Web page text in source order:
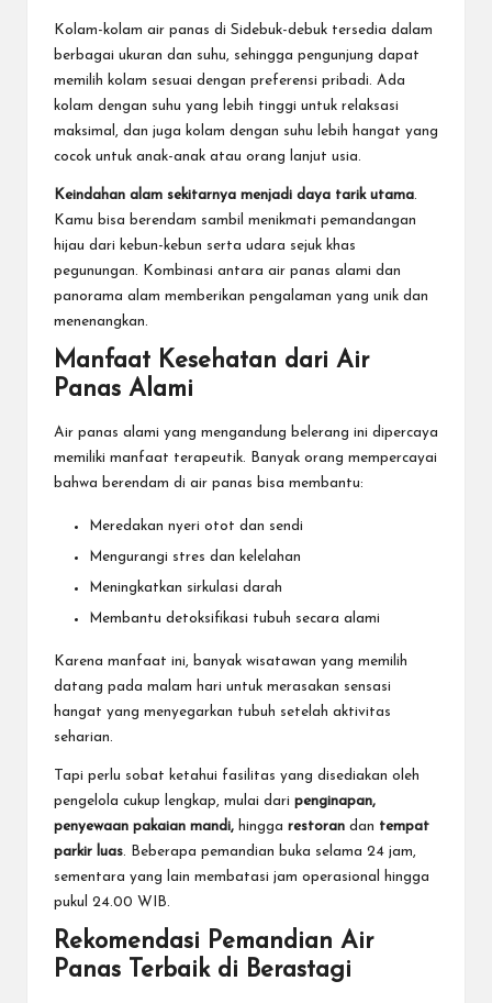
Kolam-kolam air panas di Sidebuk-debuk tersedia dalam
berbagai ukuran dan suhu, sehingga pengunjung dapat
memilih kolam sesuai dengan preferensi pribadi. Ada
kolam dengan suhu yang lebih tinggi untuk relaksasi
maksimal, dan juga kolam dengan suhu lebih hangat yang
cocok untuk anak-anak atau orang lanjut usia.
Keindahan alam sekitarnya menjadi daya tarik utama
Kamu bisa berendam sambil menikmati pemandangan
hijau dari kebun-kebun serta udara sejuk khas
pegunungan. Kombinasi antara air panas alami dan
panorama alam memberikan pengalaman yang unik dan
menenangkan.
Manfaat Kesehatan dari Air
Panas Alami
Air panas alami yang mengandung belerang ini dipercaya
memiliki manfaat terapeutik. Banyak orang mempercayai
bahwa berendam di air panas bisa membantu:
Meredakan nyeri otot dan sendi
Mengurangi stres dan kelelahan
Meningkatkan sirkulasi darah
Membantu detoksifikasi tubuh secara alami
Karena manfaat ini, banyak wisatawan yang memilih
datang pada malam hari untuk merasakan sensasi
hangat yang menyegarkan tubuh setelah aktivitas
seharian.
Tapi perlu sobat ketahui fasilitas yang disediakan oleh
pengelola cukup lengkap, mulai dari penginapan,
penyewaan pakaian mandi, hingga restoran dan tempat
parkir luas. Beberapa pemandian buka selama 24 jam,
sementara yang lain membatasi jam operasional hingga
pukul 24.00 WIB.
Rekomendasi Pemandian Air
Panas Terbaik di Berastagi